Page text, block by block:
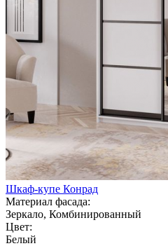
Шкаф-купе Конрад
Материал фасада:
Зеркало, Комбинированный
Цвет:
Белый